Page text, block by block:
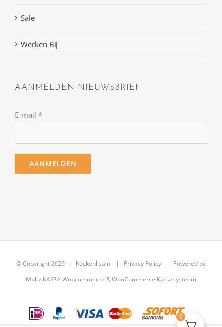
Sale
Werken Bij
AANMELDEN NIEUWSBRIEF
E-mail *
© Copyright2026 | Keckenlisa.nl | Privacy Policy | Powered by
MplusKASSA Woocommerce &WooCommerce Kassasysteem
0